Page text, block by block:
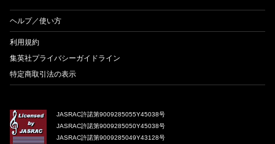
ヘルプ／使い方
利用規約
集英社プライバシーガイドライン
特定商取引法の表示
JASRAC許諾第9009285055Y45038号
JASRAC許諾第9009285050Y45038号
JASRAC許諾第9009285049Y43128号